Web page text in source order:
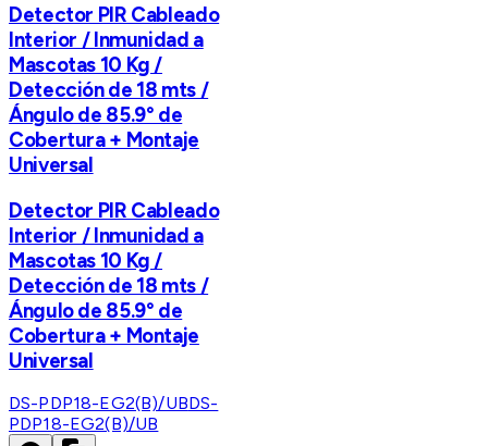
Detector PIR Cableado
Interior / Inmunidad a
Mascotas 10 Kg /
Detección de 18 mts /
Ángulo de 85.9° de
Cobertura + Montaje
Universal
Detector PIR Cableado
Interior / Inmunidad a
Mascotas 10 Kg /
Detección de 18 mts /
Ángulo de 85.9° de
Cobertura + Montaje
Universal
DS-PDP18-EG2(B)/UBDS-
PDP18-EG2(B)/UB